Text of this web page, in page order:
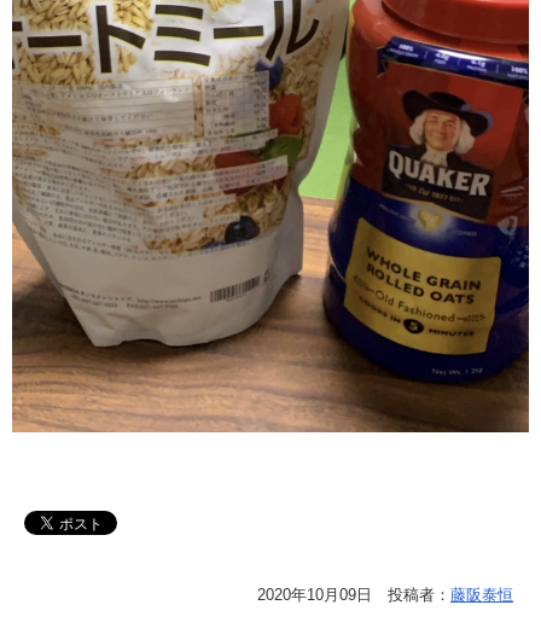
2020年10月09日 投稿者： 藤阪泰恒